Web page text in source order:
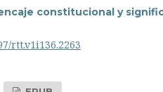
constitucional y
rtt.v1i136.2263